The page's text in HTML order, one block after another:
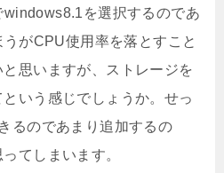
を選択するのであ
がCPU使用率を落とすこと
思いますが、ストレージを
いう感じでしょうか。せっ
るのであまり追加するの
てしまいます。